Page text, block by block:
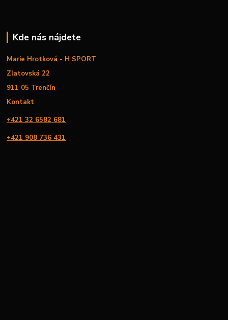
Kde nás nájdete
Marie Hrotková - H SPORT
Zlatovská 22
911 05 Trenčín
Kontakt
+421 32 6582 681
+421 908 736 431